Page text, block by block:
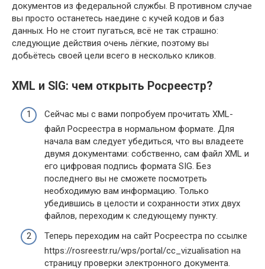
документов из федеральной службы. В противном случае
вы просто останетесь наедине с кучей кодов и баз
данных. Но не стоит пугаться, всё не так страшно:
следующие действия очень лёгкие, поэтому вы
добьётесь своей цели всего в несколько кликов.
XML и SIG: чем открыть Росреестр?
Сейчас мы с вами попробуем прочитать XML-
файл Росреестра в нормальном формате. Для
начала вам следует убедиться, что вы владеете
двумя документами: собственно, сам файл XML и
его цифровая подпись формата SIG. Без
последнего вы не сможете посмотреть
необходимую вам информацию. Только
убедившись в целости и сохранности этих двух
файлов, переходим к следующему пункту.
Теперь переходим на сайт Росреестра по ссылке
https://rosreestr.ru/wps/portal/cc_vizualisation на
страницу проверки электронного документа.